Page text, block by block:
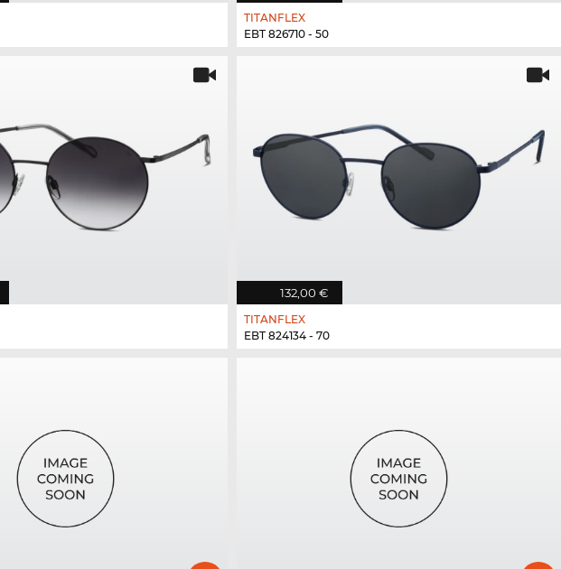
TITANFLEX
EBT 826710 - 50
132,00 €
TITANFLEX
EBT 824134 - 70